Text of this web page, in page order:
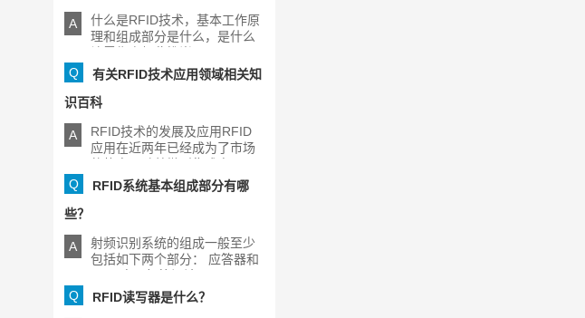
A
什么是RFID技术，基本工作原
理和组成部分是什么，是什么
Q
有关RFID技术应用领域相关知
识百科
A
RFID技术的发展及应用RFID
应用在近两年已经成为了市场
Q
RFID系统基本组成部分有哪
些？
A
射频识别系统的组成一般至少
包括如下两个部分： 应答器和
Q
RFID读写器是什么？